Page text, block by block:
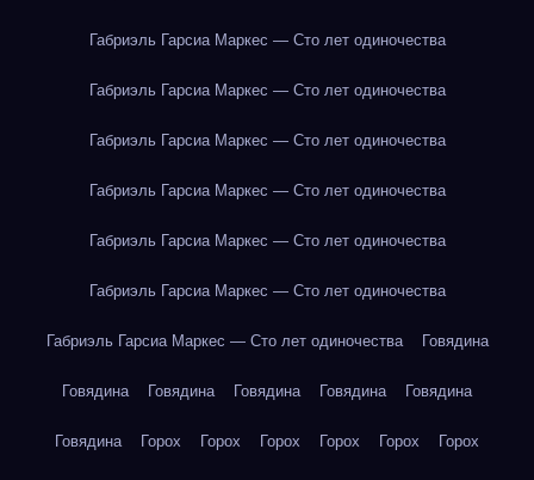
Габриэль Гарсиа Маркес — Сто лет одиночества
Габриэль Гарсиа Маркес — Сто лет одиночества
Габриэль Гарсиа Маркес — Сто лет одиночества
Габриэль Гарсиа Маркес — Сто лет одиночества
Габриэль Гарсиа Маркес — Сто лет одиночества
Габриэль Гарсиа Маркес — Сто лет одиночества
Габриэль Гарсиа Маркес — Сто лет одиночества Говядина
Говядина Говядина Говядина Говядина Говядина
Говядина Горох Горох Горох Горох Горох Горох